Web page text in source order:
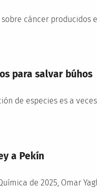
cáncer producidos
para salvar búhos
de especies es a
a Pekín
de 2025, Omar